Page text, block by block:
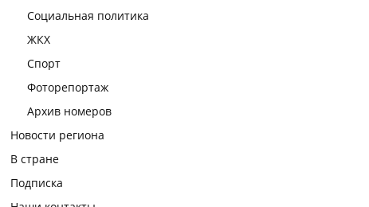
Социальная политика
ЖКХ
Спорт
Фоторепортаж
Архив номеров
Новости региона
В стране
Подписка